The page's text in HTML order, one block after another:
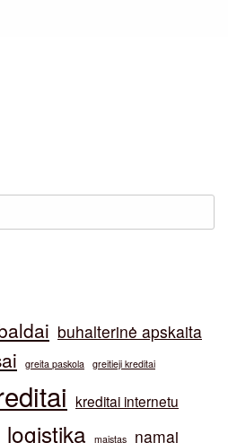
buhalterinė apskaita
greita paskola greitieji kreditai
kreditai internetu
logistika maistas namai